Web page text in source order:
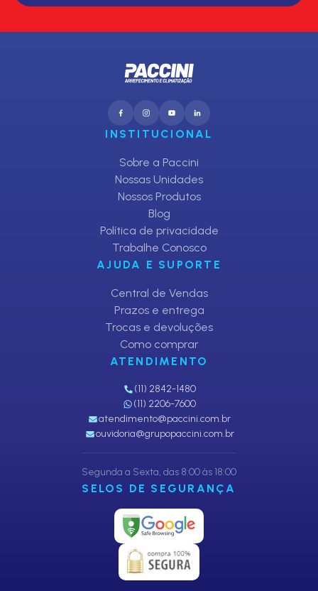
INSTITUCIONAL
Sobre a Paccini
Nossas Unidades
Nossos Produtos
Blog
Política de privacidade
Trabalhe Conosco
AJUDA E SUPORTE
Central de Vendas
Prazos e entrega
Trocas e devoluções
Como comprar
ATENDIMENTO
(11) 2842-1480
(11) 2206-7600
atendimento@paccini.com.br
ouvidoria@grupopaccini.com.br
Segunda a Sexta, das 8:00 às 18:00
SELOS DE SEGURANÇA